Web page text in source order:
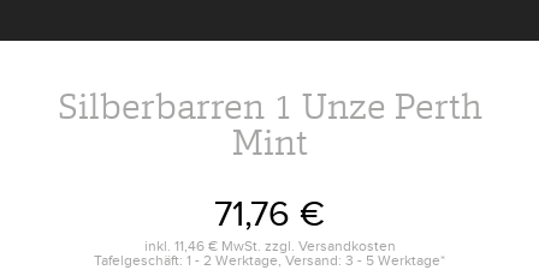
Silberbarren 1 Unze Perth
Mint
71,76 €
inkl. 11,46 €MwSt. zzgl. Versandkosten
Tafelgeschäft: 1 - 2 Werktage, Versand: 3 - 5 Werktage*